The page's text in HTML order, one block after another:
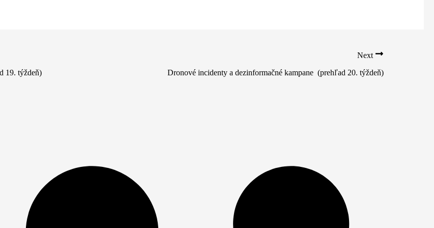
19. týždeň)
Next
Dronové incidenty a dezinformačné kampane (prehľad 20. týždeň)